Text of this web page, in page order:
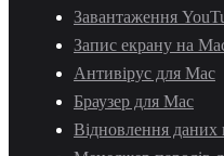
Завантаження
Запис екрану на
Антивірус для Mac
Браузер для Mac
Відновлення даних